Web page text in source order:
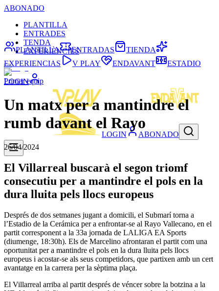
ABONADO
PLANTILLA
ENTRADES
TENDA
EXPERIÈNCIES
LOGIN
LOGIN ABONADO
PLANTILLA ENTRADAS
TIENDA
EXPERIENCIAS
V PLAY ENDAVANT ESTADIO
Primer equip
Un matx per a mantindre el
rumb davant el Rayo
26/04/2024
El Villarreal buscarà el segon triomf
consecutiu per a mantindre el pols en la
dura lluita pels llocs europeus
Després de dos setmanes jugant a domicili, el Submarí torna a
l’Estadio de la Cerámica per a enfrontar-se al Rayo Vallecano, en el
partit corresponent a la 33a jornada de LALIGA EA Sports
(diumenge, 18:30h). Els de Marcelino afrontaran el partit com una
oportunitat per a mantindre el pols en la dura lluita pels llocs
europeus i acostar-se als seus competidors, que partixen amb un cert
avantatge en la carrera per la sèptima plaça.
El Villarreal arriba al partit després de véncer sobre la botzina a la